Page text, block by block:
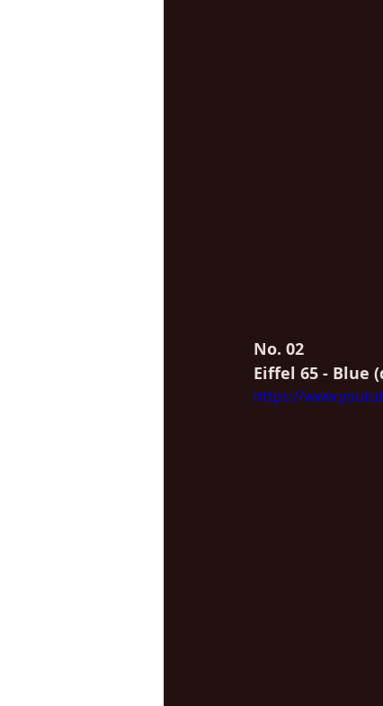
No. 02
Eiffel 65 - Blue
https://